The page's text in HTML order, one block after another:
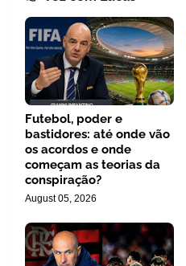
Futebol, poder e
bastidores: até onde vão
os acordos e onde
começam as teorias da
conspiração?
August 05, 2026